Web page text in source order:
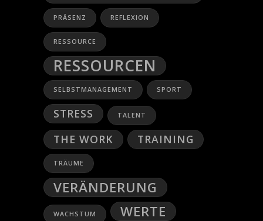
PRÄSENZ REFLEXION
RESSOURCE
RESSOURCEN
SELBSTMANAGEMENT SPORT
STRESS TALENT
THE WORK TRAINING
TRÄUME
VERÄNDERUNG
WACHSTUM WERTE